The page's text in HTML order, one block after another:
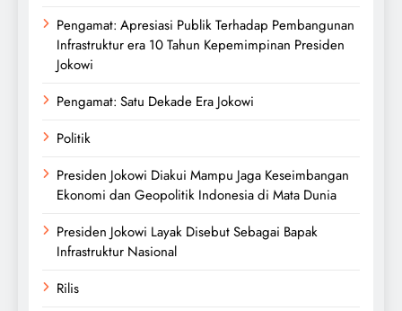
Pengamat: Apresiasi Publik Terhadap Pembangunan
Infrastruktur era 10 Tahun Kepemimpinan Presiden
Jokowi
Pengamat: Satu Dekade Era Jokowi
Politik
Presiden Jokowi Diakui Mampu Jaga Keseimbangan
Ekonomi dan Geopolitik Indonesia di Mata Dunia
Presiden Jokowi Layak Disebut Sebagai Bapak
Infrastruktur Nasional
Rilis